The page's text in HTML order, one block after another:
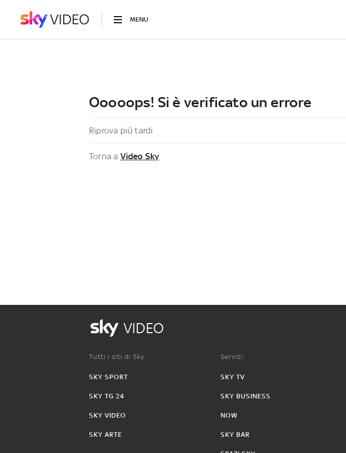
MENU
Ooooops! Si è verificato un errore
Riprova più tardi
Torna a Video Sky
VIDEO
Tutti i siti di Sky:
SKY SPORT
SKY TG 24
SKY VIDEO
SKY ARTE
Servizi:
SKY TV
SKY BUSINESS
NOW
SKY BAR